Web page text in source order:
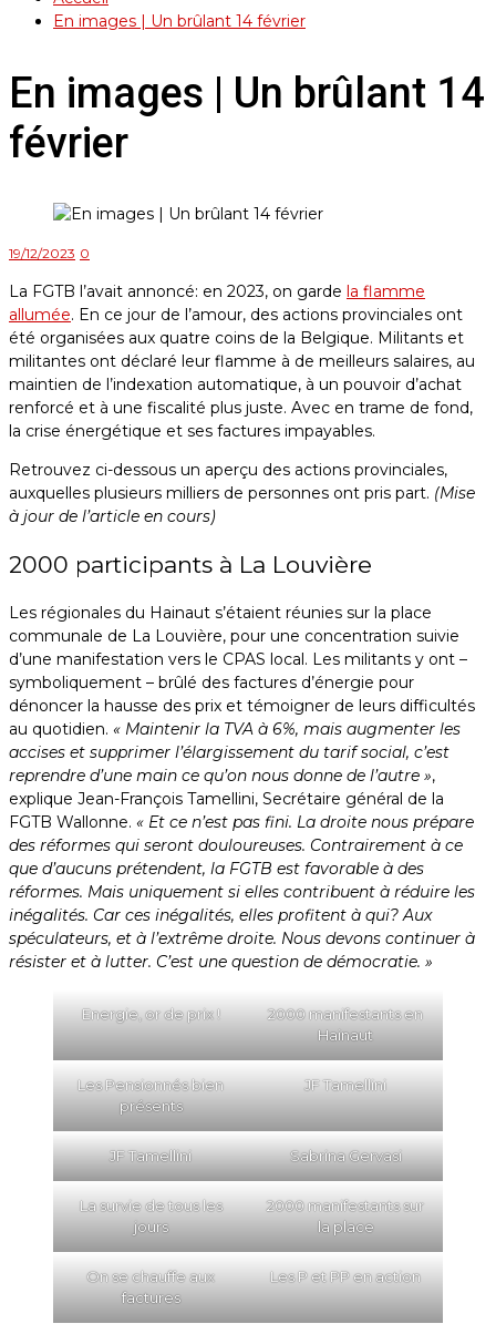
En images | Un brûlant 14 février
En images | Un brûlant 14
février
19/12/2023 0
La FGTB l’avait annoncé: en 2023, on garde la flamme
allumée. En ce jour de l’amour, des actions provinciales ont
été organisées aux quatre coins de la Belgique. Militants et
militantes ont déclaré leur flamme à de meilleurs salaires, au
maintien de l’indexation automatique, à un pouvoir d’achat
renforcé et à une fiscalité plus juste. Avec en trame de fond,
la crise énergétique et ses factures impayables.
Retrouvez ci-dessous un aperçu des actions provinciales,
auxquelles plusieurs milliers de personnes ont pris part. (Mise
à jour de l’article en cours)
2000 participants à La Louvière
Les régionales du Hainaut s’étaient réunies sur la place
communale de La Louvière, pour une concentration suivie
d’une manifestation vers le CPAS local. Les militants y ont –
symboliquement – brûlé des factures d’énergie pour
dénoncer la hausse des prix et témoigner de leurs difficultés
au quotidien. « Maintenir la TVA à 6%, mais augmenter les
accises et supprimer l’élargissement du tarif social, c’est
reprendre d’une main ce qu’on nous donne de l’autre »,
explique Jean-François Tamellini, Secrétaire général de la
FGTB Wallonne. « Et ce n’est pas fini. La droite nous prépare
des réformes qui seront douloureuses. Contrairement à ce
que d’aucuns prétendent, la FGTB est favorable à des
réformes. Mais uniquement si elles contribuent à réduire les
inégalités. Car ces inégalités, elles profitent à qui? Aux
spéculateurs, et à l’extrême droite. Nous devons continuer à
résister et à lutter. C’est une question de démocratie. »
Energie, or de prix !
2000 manifestants en
Hainaut
Les Pensionnés bien
présents
JF Tamellini
JF Tamellini Sabrina Gervasi
La survie de tous les
jours
2000 manifestants sur
la place
On se chauffe aux
factures
Les P et PP en action